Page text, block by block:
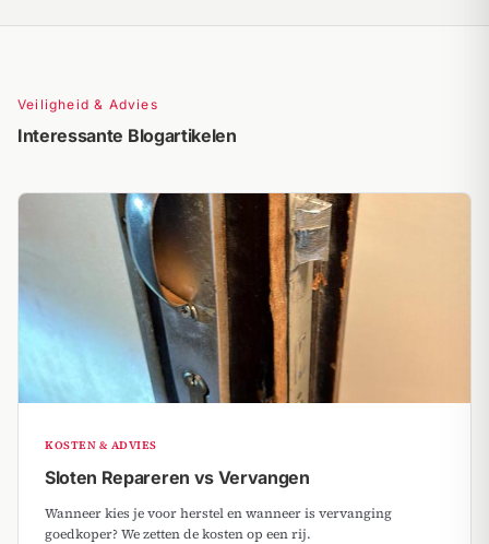
Veiligheid & Advies
Interessante Blogartikelen
KOSTEN & ADVIES
Sloten Repareren vs Vervangen
Wanneer kies je voor herstel en wanneer is vervanging
goedkoper? We zetten de kosten op een rij.